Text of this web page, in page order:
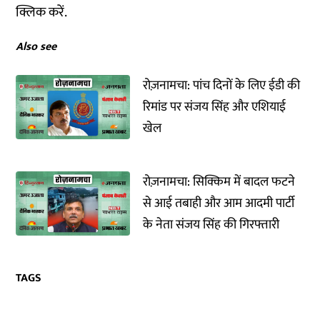
क्लिक करें.
Also see
रोज़नामचा: पांच दिनों के लिए ईडी की
रिमांड पर संजय सिंह और एशियाई
खेल
रोज़नामचा: सिक्किम में बादल फटने
से आई तबाही और आम आदमी पार्टी
के नेता संजय सिंह की गिरफ्तारी
TAGS